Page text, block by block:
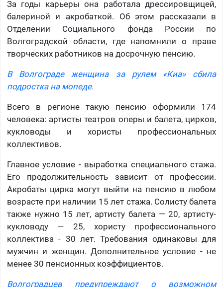
За годы карьеры она работала дрессировщицей,
балериной и акробаткой. Об этом рассказали в
Отделении Социального фонда России по
Волгоградской области, где напомнили о праве
творческих работников на досрочную пенсию.
В Волгограде женщина за рулем «Киа» сбила
подростка на мопеде.
Всего в регионе такую пенсию оформили 174
человека: артисты театров оперы и балета, цирков,
кукловоды и хористы профессиональных
коллективов.
Главное условие - выработка специального стажа.
Его продолжительность зависит от профессии.
Акробаты цирка могут выйти на пенсию в любом
возрасте при наличии 15 лет стажа. Солисту балета
также нужно 15 лет, артисту балета — 20, артисту-
кукловоду — 25, хористу профессионального
коллектива - 30 лет. Требования одинаковы для
мужчин и женщин. Дополнительное условие - не
менее 30 пенсионных коэффициентов.
Волгоградцев предупреждают о возможном